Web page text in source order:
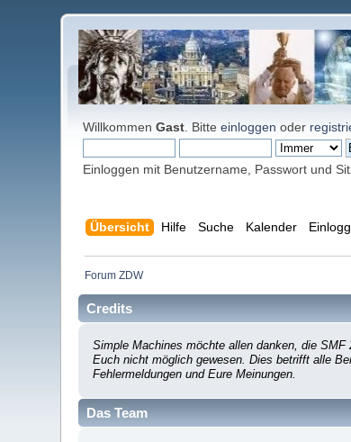
WillkommenGast . Bitteeinloggen oder
Einloggen mit Benutzername, Passwort und
Übersicht Hilfe Suche Kalender
Forum ZDW
Credits
Simple Machines möchte allen danken, die
Euch nicht möglich gewesen. Dies betrifft alle
Fehlermeldungen und Eure Meinungen.
Das Team